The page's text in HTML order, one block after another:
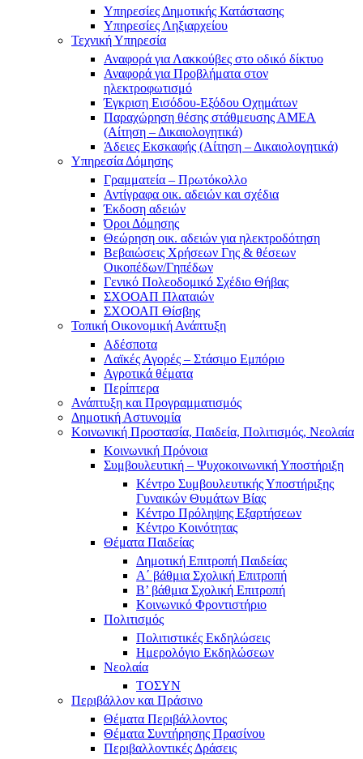
Υπηρεσίες Δημοτικής Κατάστασης
Υπηρεσίες Ληξιαρχείου
Τεχνική Υπηρεσία
Αναφορά για Λακκούβες στο οδικό δίκτυο
Αναφορά για Προβλήματα στον
ηλεκτροφωτισμό
Έγκριση Εισόδου-Εξόδου Οχημάτων
Παραχώρηση θέσης στάθμευσης ΑΜΕΑ
(Αίτηση – Δικαιολογητικά)
Άδειες Εκσκαφής (Αίτηση – Δικαιολογητικά)
Υπηρεσία Δόμησης
Γραμματεία – Πρωτόκολλο
Αντίγραφα οικ. αδειών και σχέδια
Έκδοση αδειών
Όροι Δόμησης
Θεώρηση οικ. αδειών για ηλεκτροδότηση
Βεβαιώσεις Χρήσεων Γης & θέσεων
Οικοπέδων/Γηπέδων
Γενικό Πολεοδομικό Σχέδιο Θήβας
ΣΧΟΟΑΠ Πλαταιών
ΣΧΟΟΑΠ Θίσβης
Τοπική Οικονομική Ανάπτυξη
Αδέσποτα
Λαϊκές Αγορές – Στάσιμο Εμπόριο
Αγροτικά θέματα
Περίπτερα
Ανάπτυξη και Προγραμματισμός
Δημοτική Αστυνομία
Κοινωνική Προστασία, Παιδεία, Πολιτισμός, Νεολαία
Κοινωνική Πρόνοια
Συμβουλευτική – Ψυχοκοινωνική Υποστήριξη
Κέντρο Συμβουλευτικής Υποστήριξης
Γυναικών Θυμάτων Βίας
Κέντρο Πρόληψης Εξαρτήσεων
Κέντρο Κοινότητας
Θέματα Παιδείας
Δημοτική Επιτροπή Παιδείας
Α΄ βάθμια Σχολική Επιτροπή
B’ βάθμια Σχολική Επιτροπή
Κοινωνικό Φροντιστήριο
Πολιτισμός
Πολιτιστικές Εκδηλώσεις
Ημερολόγιο Εκδηλώσεων
Νεολαία
ΤΟΣΥΝ
Περιβάλλον και Πράσινο
Θέματα Περιβάλλοντος
Θέματα Συντήρησης Πρασίνου
Περιβαλλοντικές Δράσεις